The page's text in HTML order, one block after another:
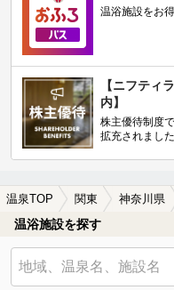
温浴施設をお
【ニフティ
内】
株主優待制度
拡充されました
温泉TOP 関東 神奈川県
温浴施設を探す